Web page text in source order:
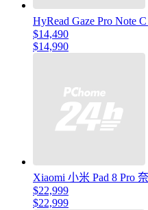
HyRead Gaze Pro Note
$14,490
$14,990
Xiaomi 小米 Pad 8 Pro
$22,999
$22,999